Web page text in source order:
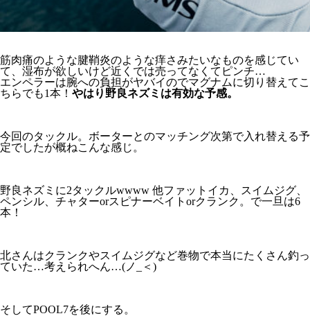
筋肉痛のような腱鞘炎のような痒さみたいなものを感じてい
て、湿布が欲しいけど近くでは売ってなくてピンチ…
エンペラーは腕への負担がヤバイのでマグナムに切り替えてこ
ちらでも1本！ やはり野良ネズミは有効な予感。
今回のタックル。ボーターとのマッチング次第で入れ替える予
定でしたが概ねこんな感じ。
野良ネズミに2タックルwwww 他ファットイカ、スイムジグ、
ペンシル、チャターorスピナーベイトorクランク。で一旦は6
本！
北さんはクランクやスイムジグなど巻物で本当にたくさん釣っ
ていた…考えられへん…(ノ_＜)
そしてPOOL7を後にする。